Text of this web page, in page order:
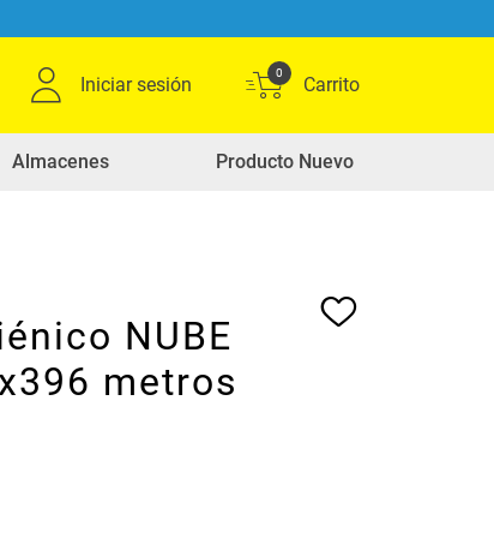
Iniciar sesión
0
Almacenes Producto Nuevo
NUBE
metros